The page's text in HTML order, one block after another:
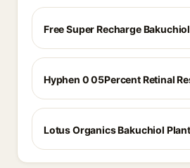
Free Super Recharge
Hyphen 0 05Percent Retinal
Lotus Organics Bakuchiol